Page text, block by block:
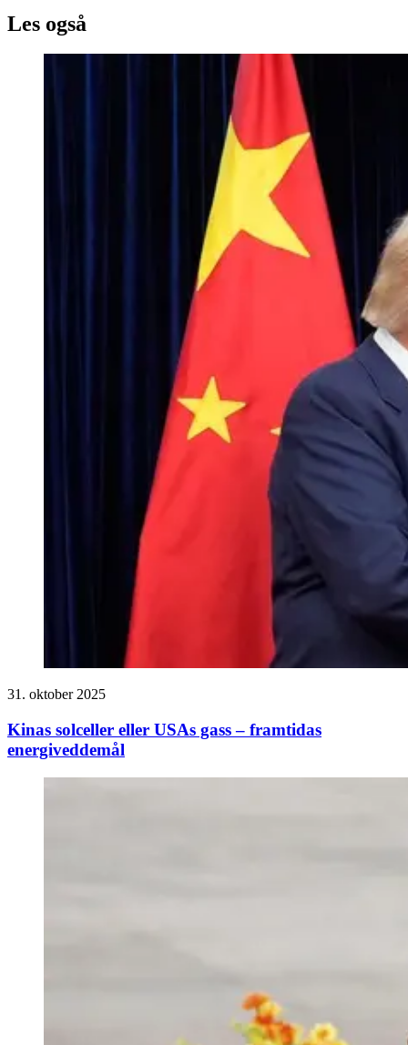
Les også
31. oktober 2025
Kinas solceller eller USAs gass – framtidas
energiveddemål